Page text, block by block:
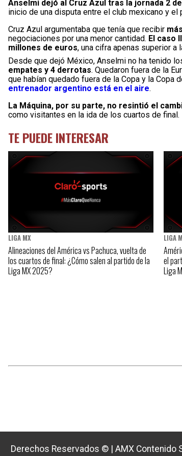
Anselmi dejó al Cruz Azul tras la jornada 2
inicio de una disputa entre el club mexicano y
Cruz Azul argumentaba que tenía que recibir
negociaciones por una menor cantidad. El caso
millones de euros, una cifra apenas superior a
Desde que dejó México, Anselmi no ha tenido
empates y 4 derrotas. Quedaron fuera de la
que habían quedado fuera de la Copa y la Copa
entrenador argentino está en el aire.
La Máquina, por su parte, no resintió el
como visitantes en la ida de los cuartos de final.
TE PUEDE INTERESAR
LIGA MX
Alineaciones del América vs Pachuca, vuelta de
los cuartos de final: ¿Cómo salen al partido de la
Liga MX 2025?
LIGA
el
Liga
Derechos Reservados © AMX Contenido